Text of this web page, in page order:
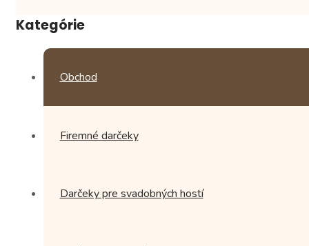
produktu.
Kategórie
Obchod
Firemné darčeky
Darčeky pre svadobných hostí